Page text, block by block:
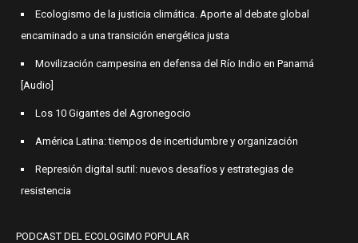
Ecologismo de la justicia climática. Aporte al debate global
encaminado a una transición energética justa
Movilización campesina en defensa del Río Indio en Panamá
[Audio]
Los 10 Gigantes del Agronegocio
América Latina: tiempos de incertidumbre y organización
Represión digital sutil: nuevos desafíos y estrategias de
resistencia
PODCAST DEL ECOLOGIMO POPULAR